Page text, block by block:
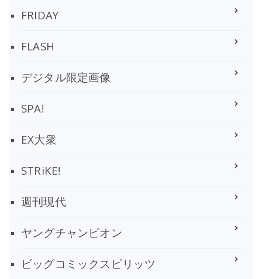
FRIDAY
FLASH
デジタル限定画像
SPA!
EX大衆
STRiKE!
週刊現代
ヤングチャンピオン
ビッグコミックスピリッツ